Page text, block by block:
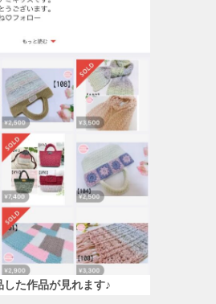
した作品が見れます♪